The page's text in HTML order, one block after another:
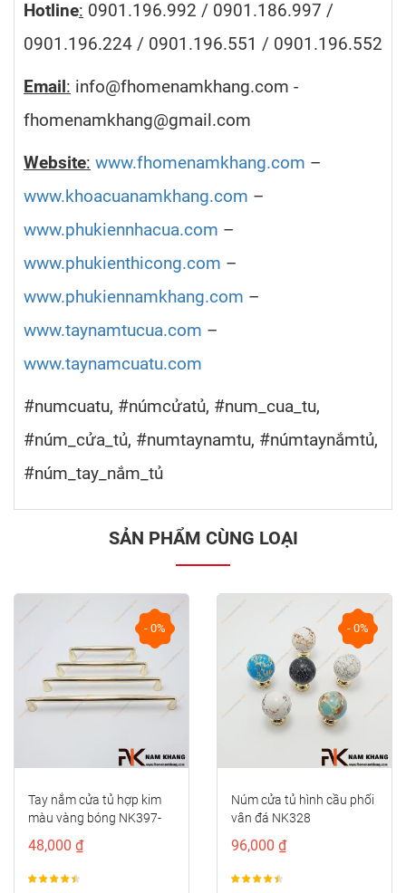
Hotline: 0901.196.992 / 0901.186.997 /
0901.196.224 / 0901.196.551 / 0901.196.552
Email : info@fhomenamkhang.com -
fhomenamkhang@gmail.com
Website: www.fhomenamkhang.com –
www.khoacuanamkhang.com –
www.phukiennhacua.com –
www.phukienthicong.com –
www.phukiennamkhang.com –
www.taynamtucua.com –
www.taynamcuatu.com
#numcuatu, #númcửatủ, #num_cua_tu,
#núm_cửa_tủ, #numtaynamtu, #númtaynắmtủ,
#núm_tay_nắm_tủ
SẢN PHẨM CÙNG LOẠI
- 0%
Tay nắm cửa tủ hợp kim
màu vàng bóng NK397-
96VB
48,000 ₫
- 0%
Núm cửa tủ hình cầu phối
vân đá NK328
96,000 ₫